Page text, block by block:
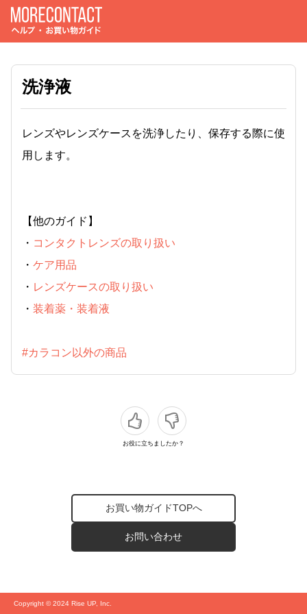
洗浄液
レンズやレンズケースを洗浄したり、保存する際に使
用します。
【他のガイド】
・ コンタクトレンズの取り扱い
・ ケア用品
・ レンズケースの取り扱い
・ 装着薬・装着液
#カラコン以外の商品
お役に立ちましたか？
お買い物ガイドTOPへ
お問い合わせ
Copyright © 2024 Rise UP, Inc.